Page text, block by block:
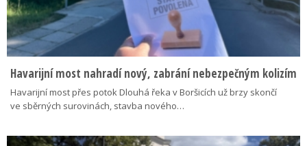
Havarijní most nahradí nový, zabrání nebezpečným kolizím
Havarijní most přes potok Dlouhá řeka v Boršicích už brzy skončí
ve sběrných surovinách, stavba nového…